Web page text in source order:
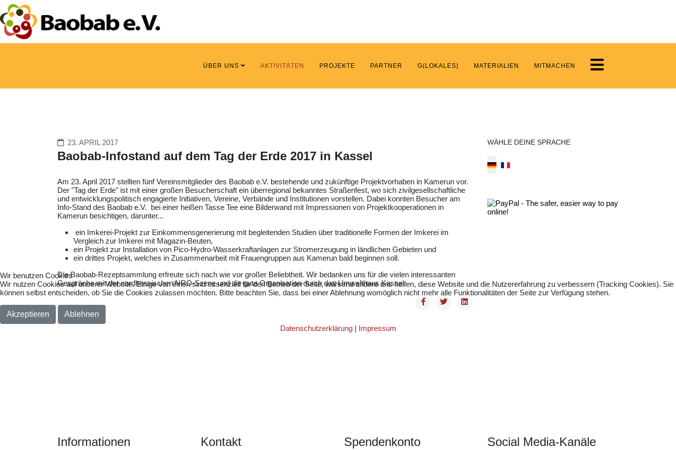
ÜBER UNS AKTIVITÄTEN PROJEKTE PARTNER G(LOKALES) MATERIALIEN MITMACHEN
23. APRIL 2017
Baobab-Infostand auf dem Tag der Erde 2017 in Kassel
Am 23. April 2017 stellten fünf Vereinsmitglieder des Baobab e.V. bestehende und zukünftige Projektvorhaben in Kamerun vor.
Der "Tag der Erde" ist mit einer großen Besucherschaft ein überregional bekanntes Straßenfest, wo sich zivilgesellschaftliche
und entwicklungspolitisch engagierte Initiativen, Vereine, Verbände und Institutionen vorstellen. Dabei konnten Besucher am
Info-Stand des Baobab e.V. bei einer heißen Tasse Tee eine Bilderwand mit Impressionen von Projektkooperationen in
Kamerun besichtigen, darunter...
ein Imkerei-Projekt zur Einkommensgenerierung mit begleitenden Studien über traditionelle Formen der Imkerei im
Vergleich zur Imkerei mit Magazin-Beuten,
ein Projekt zur Installation von Pico-Hydro-Wasserkraftanlagen zur Stromerzeugung in ländlichen Gebieten und
ein drittes Projekt, welches in Zusammenarbeit mit Frauengruppen aus Kamerun bald beginnen soll.
Die Baobab-Rezeptsammlung erfreute sich nach wie vor großer Beliebtheit. Wir bedanken uns für die vielen interessanten
Gespräche mit der nordhessischen NRO-Szene und die gute Organisation durch das Umwelthaus Kassel.
WÄHLE DEINE SPRACHE
Informationen Kontakt Spendenkonto Social Media-Kanäle
Wir benutzen Cookies
Wir nutzen Cookies auf unserer Website. Einige von ihnen sind essenziell für den Betrieb der Seite, während andere uns helfen, diese Website und die Nutzererfahrung zu verbessern (Tracking Cookies). Sie
können selbst entscheiden, ob Sie die Cookies zulassen möchten. Bitte beachten Sie, dass bei einer Ablehnung womöglich nicht mehr alle Funktionalitäten der Seite zur Verfügung stehen.
Akzeptieren
Ablehnen
Datenschutzerklärung| Impressum